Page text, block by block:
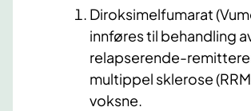
Diroksimelfumarat
innføres til behandling
relapserende-
multippel sklerose
voksne.